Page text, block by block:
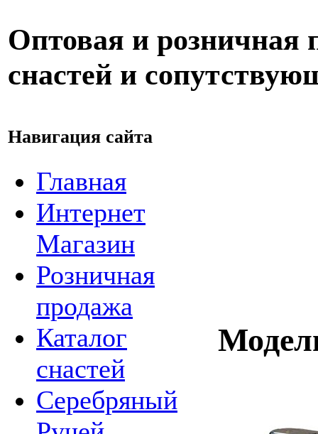
Оптовая и розничная
снастей и
Навигация сайта
Главная
Интернет
Магазин
Розничная
продажа
Каталог
снастей
Серебряный